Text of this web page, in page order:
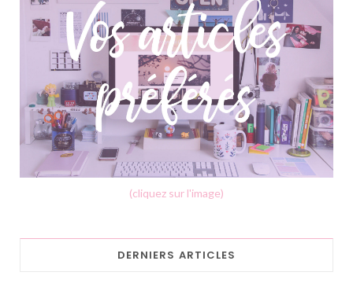
(cliquez sur l'image)
DERNIERS ARTICLES